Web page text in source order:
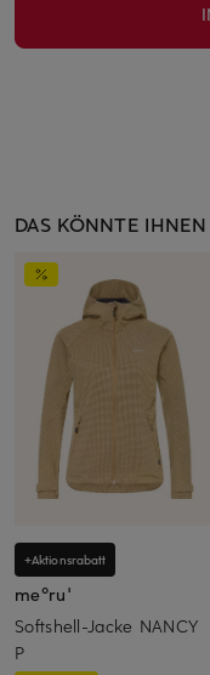
DAS KÖNNTE
+Aktionsrabatt
me°ru'
Softshell-Jacke NANCY
P